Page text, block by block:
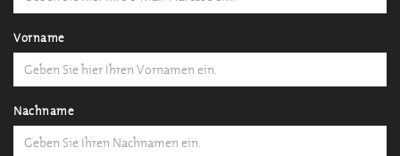
Vorname
Nachname